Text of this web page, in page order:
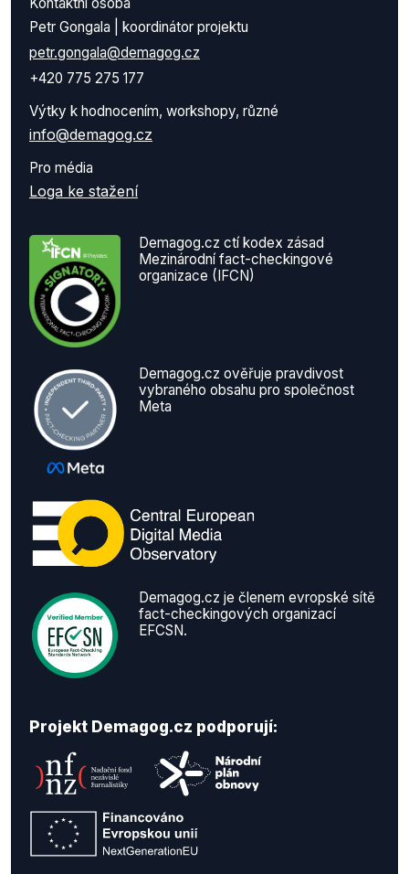
Kontaktní osoba
Petr Gongala | koordinátor projektu
petr.gongala@demagog.cz
+420 775 275 177
Výtky k hodnocením, workshopy, různé
info@demagog.cz
Pro média
Loga ke stažení
Demagog.cz ctí kodex zásad
Mezinárodní fact-checkingové
organizace (IFCN)
Demagog.cz ověřuje pravdivost
vybraného obsahu pro společnost
Meta
Demagog.cz je členem evropské sítě
fact-checkingových organizací
EFCSN.
Projekt Demagog.cz podporují: